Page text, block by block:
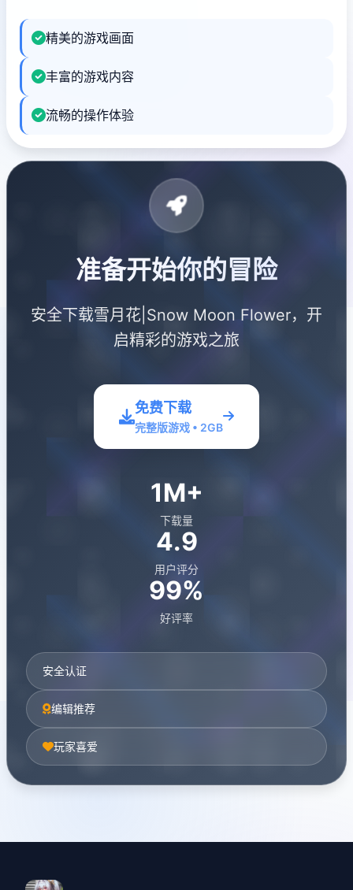
精美的游戏画面
丰富的游戏内容
流畅的操作体验
准备开始你的冒险
安全下载雪月花|Snow Moon Flower，开
启精彩的游戏之旅
免费下载
完整版游戏 • 2GB
1M+
下载量
4.9
用户评分
99%
好评率
安全认证
编辑推荐
玩家喜爱